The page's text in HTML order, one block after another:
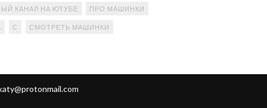
КАНАЛ НА ЮТУБЕ ПРО МАШИНКИ
С СМОТРЕТЬ МАШИНКИ